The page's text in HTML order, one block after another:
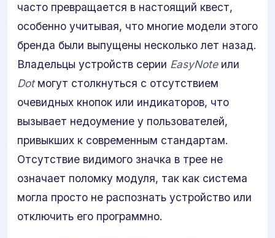
часто превращается в настоящий квест,
особенно учитывая, что многие модели этого
бренда были выпущены несколько лет назад.
Владельцы устройств серии EasyNoteили
Dotмогут столкнуться с отсутствием
очевидных кнопок или индикаторов, что
вызывает недоумение у пользователей,
привыкших к современным стандартам.
Отсутствие видимого значка в трее не
означает поломку модуля, так как система
могла просто не распознать устройство или
отключить его программно.